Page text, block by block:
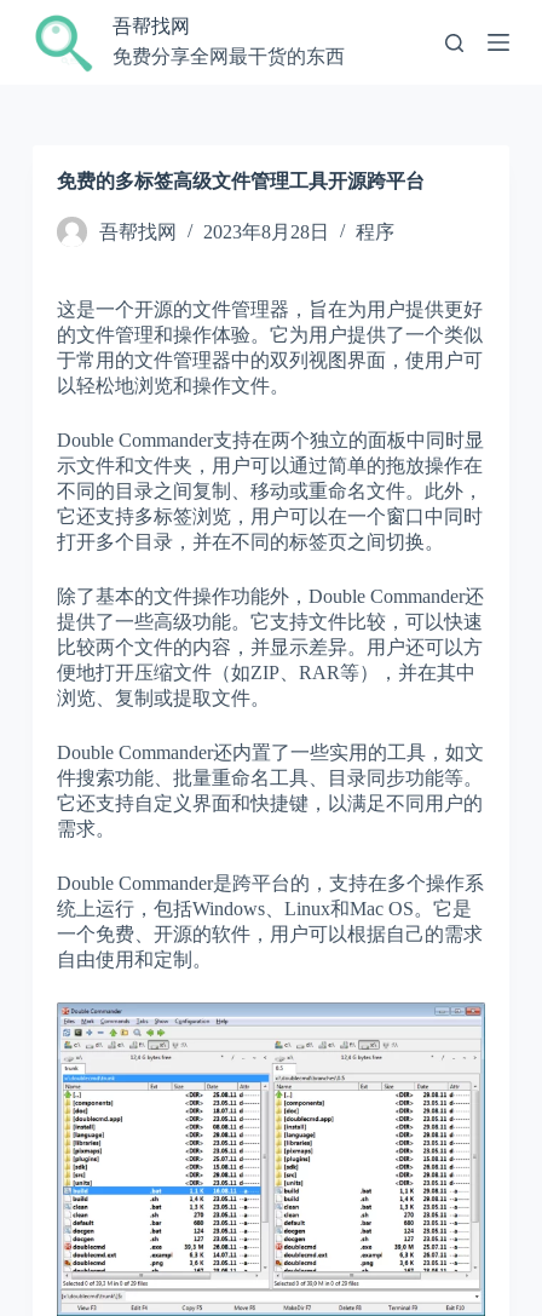
跳
过
吾帮找网
免费分享全网最干货的东西
免费的多标签高级文件管理工具开源跨平台
吾帮找网 2023年8月28日 程序
这是一个开源的文件管理器，旨在为用户提供更好
的文件管理和操作体验。它为用户提供了一个类似
于常用的文件管理器中的双列视图界面，使用户可
以轻松地浏览和操作文件。
Double Commander支持在两个独立的面板中同时显
示文件和文件夹，用户可以通过简单的拖放操作在
不同的目录之间复制、移动或重命名文件。此外，
它还支持多标签浏览，用户可以在一个窗口中同时
打开多个目录，并在不同的标签页之间切换。
除了基本的文件操作功能外，Double Commander还
提供了一些高级功能。它支持文件比较，可以快速
比较两个文件的内容，并显示差异。用户还可以方
便地打开压缩文件（如ZIP、RAR等），并在其中
浏览、复制或提取文件。
Double Commander还内置了一些实用的工具，如文
件搜索功能、批量重命名工具、目录同步功能等。
它还支持自定义界面和快捷键，以满足不同用户的
需求。
Double Commander是跨平台的，支持在多个操作系
统上运行，包括Windows、Linux和Mac OS。它是
一个免费、开源的软件，用户可以根据自己的需求
自由使用和定制。